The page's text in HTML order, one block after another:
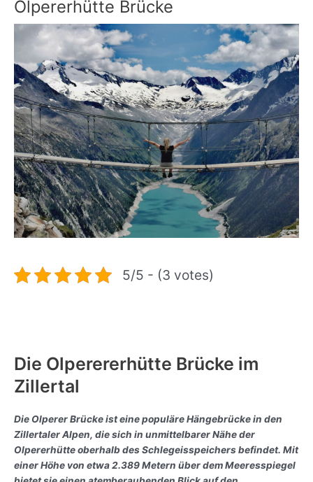
Olpererhütte Brücke
5/5 - (3 votes)
Die Olperererhütte Brücke im
Zillertal
Die Olperer Brücke ist eine populäre Hängebrücke in den
Zillertaler Alpen, die sich in unmittelbarer Nähe der
Olpererhütte oberhalb des Schlegeisspeichers befindet. Mit
einer Höhe von etwa 2.389 Metern über dem Meeresspiegel